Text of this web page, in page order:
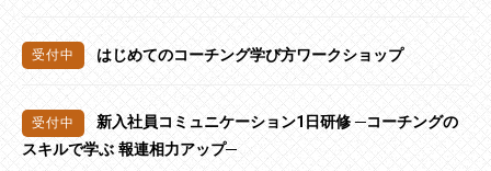
はじめてのコーチング学び方ワークショップ
新入社員コミュニケーション1日研修 ─コーチングの
スキルで学ぶ 報連相力アップ─